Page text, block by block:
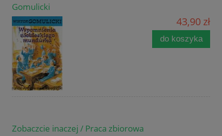
Gomulicki
43,90 zł
do koszyka
Zobaczcie inaczej / Praca zbiorowa